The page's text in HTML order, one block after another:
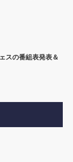
スの番組表発表＆